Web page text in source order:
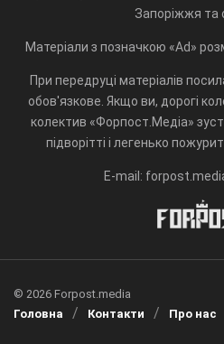
Запоріжжя та
Матеріали з позначкою «Ad»
При передруці матеріалів
обов'язкове. Якщо ви, дорогі
колектив «Форпост.Медіа»
підворітті і легенько
E-mail:
© 2026 Forpost.media
Головна
Контакти Про нас